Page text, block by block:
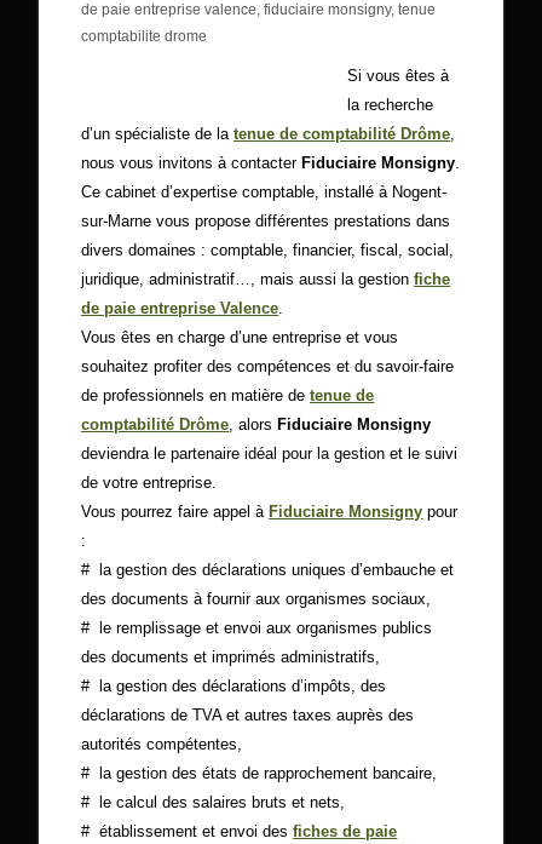
de paie entreprise valence,fiduciaire monsigny,tenue
comptabilite drome
Si vous êtes à
la recherche
d’un spécialiste de latenue de comptabilité Drôme,
nous vous invitons à contacter Fiduciaire Monsigny.
Ce cabinet d’expertise comptable, installé à Nogent-
sur-Marne vous propose différentes prestations dans
divers domaines : comptable, financier, fiscal, social,
juridique, administratif…, mais aussi la gestionfiche
de paie entreprise Valence.
Vous êtes en charge d’une entreprise et vous
souhaitez profiter des compétences et du savoir-faire
de professionnels en matière detenue de
comptabilité Drôme, alors Fiduciaire Monsigny
deviendra le partenaire idéal pour la gestion et le suivi
de votre entreprise.
Vous pourrez faire appel à Fiduciaire Monsigny pour
:
# la gestion des déclarations uniques d’embauche et
des documents à fournir aux organismes sociaux,
# le remplissage et envoi aux organismes publics
des documents et imprimés administratifs,
# la gestion des déclarations d’impôts, des
déclarations de TVA et autres taxes auprès des
autorités compétentes,
# la gestion des états de rapprochement bancaire,
# le calcul des salaires bruts et nets,
# établissement et envoi desfiches de paie